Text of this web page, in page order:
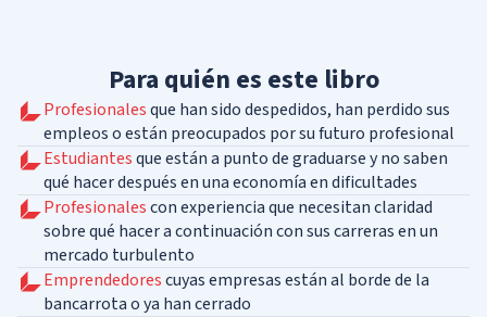
Para quién es este libro
Profesionalesque han sido despedidos, han perdido sus
empleos o están preocupados por su futuro profesional
Estudiantesque están a punto de graduarse y no saben
qué hacer después en una economía en dificultades
Profesionalescon experiencia que necesitan claridad
sobre qué hacer a continuación con sus carreras en un
mercado turbulento
Emprendedorescuyas empresas están al borde de la
bancarrota o ya han cerrado